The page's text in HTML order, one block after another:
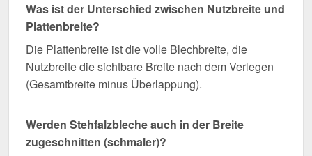
Was ist der Unterschied zwischen Nutzbreite und
Plattenbreite?
Die Plattenbreite ist die volle Blechbreite, die
Nutzbreite die sichtbare Breite nach dem Verlegen
(Gesamtbreite minus Überlappung).
Werden Stehfalzbleche auch in der Breite
zugeschnitten (schmaler)?